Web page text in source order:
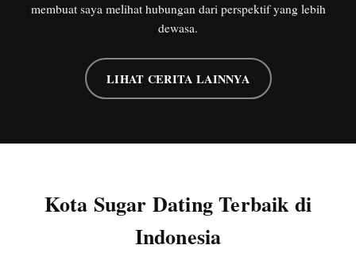
membuat saya melihat hubungan dari perspektif yang lebih
dewasa.
LIHAT CERITA LAINNYA
Kota Sugar Dating Terbaik di
Indonesia